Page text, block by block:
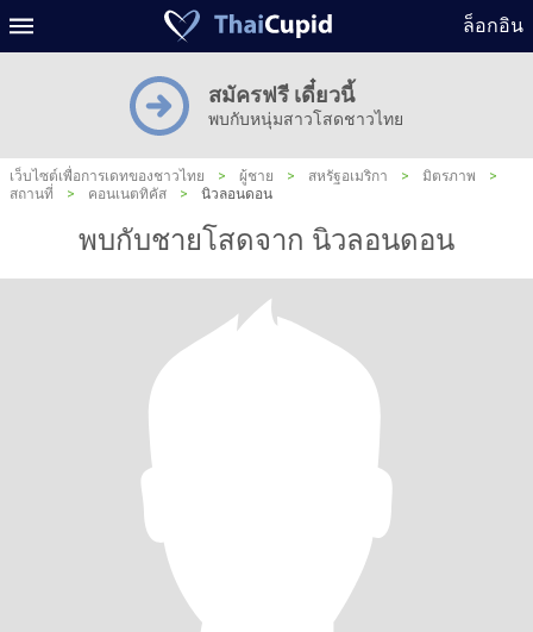
ล็อกอิน
สมัครฟรี เดี๋ยวนี้
พบกับหนุ่มสาวโสดชาวไทย
เว็บไซต์เพื่อการเดทของชาวไทย > ผู้ชาย > สหรัฐอเมริกา > มิตรภาพ
>
สถานที่
> คอนเนตทิคัส > นิวลอนดอน
พบกับชายโสดจาก นิวลอนดอน